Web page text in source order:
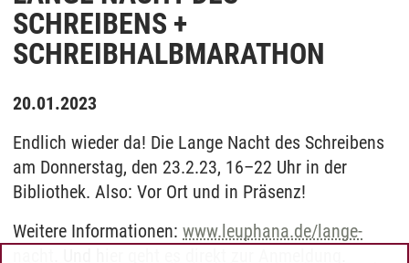
SCHREIBENS +
SCHREIBHALBMARATHON
20.01.2023
Endlich wieder da! Die Lange Nacht des Schreibens
am Donnerstag, den 23.2.23, 16–22 Uhr in der
Bibliothek. Also: Vor Ort und in Präsenz!
Weitere Informationen: www.leuphana.de/lange-